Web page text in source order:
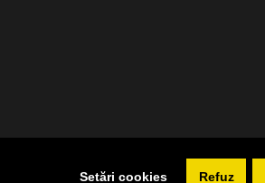
Setări cookies Refuz